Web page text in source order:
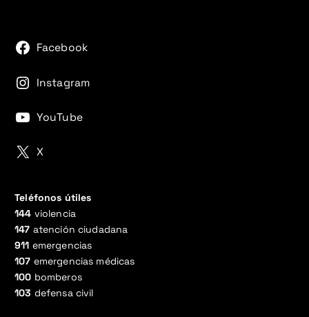
Facebook
Instagram
YouTube
X
Teléfonos útiles
144 violencia
147 atención ciudadana
911 emergencias
107 emergencias médicas
100 bomberos
103 defensa civil